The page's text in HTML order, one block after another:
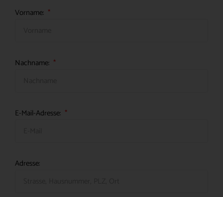
Vorname:
Nachname:
E-Mail-Adresse:
Adresse: